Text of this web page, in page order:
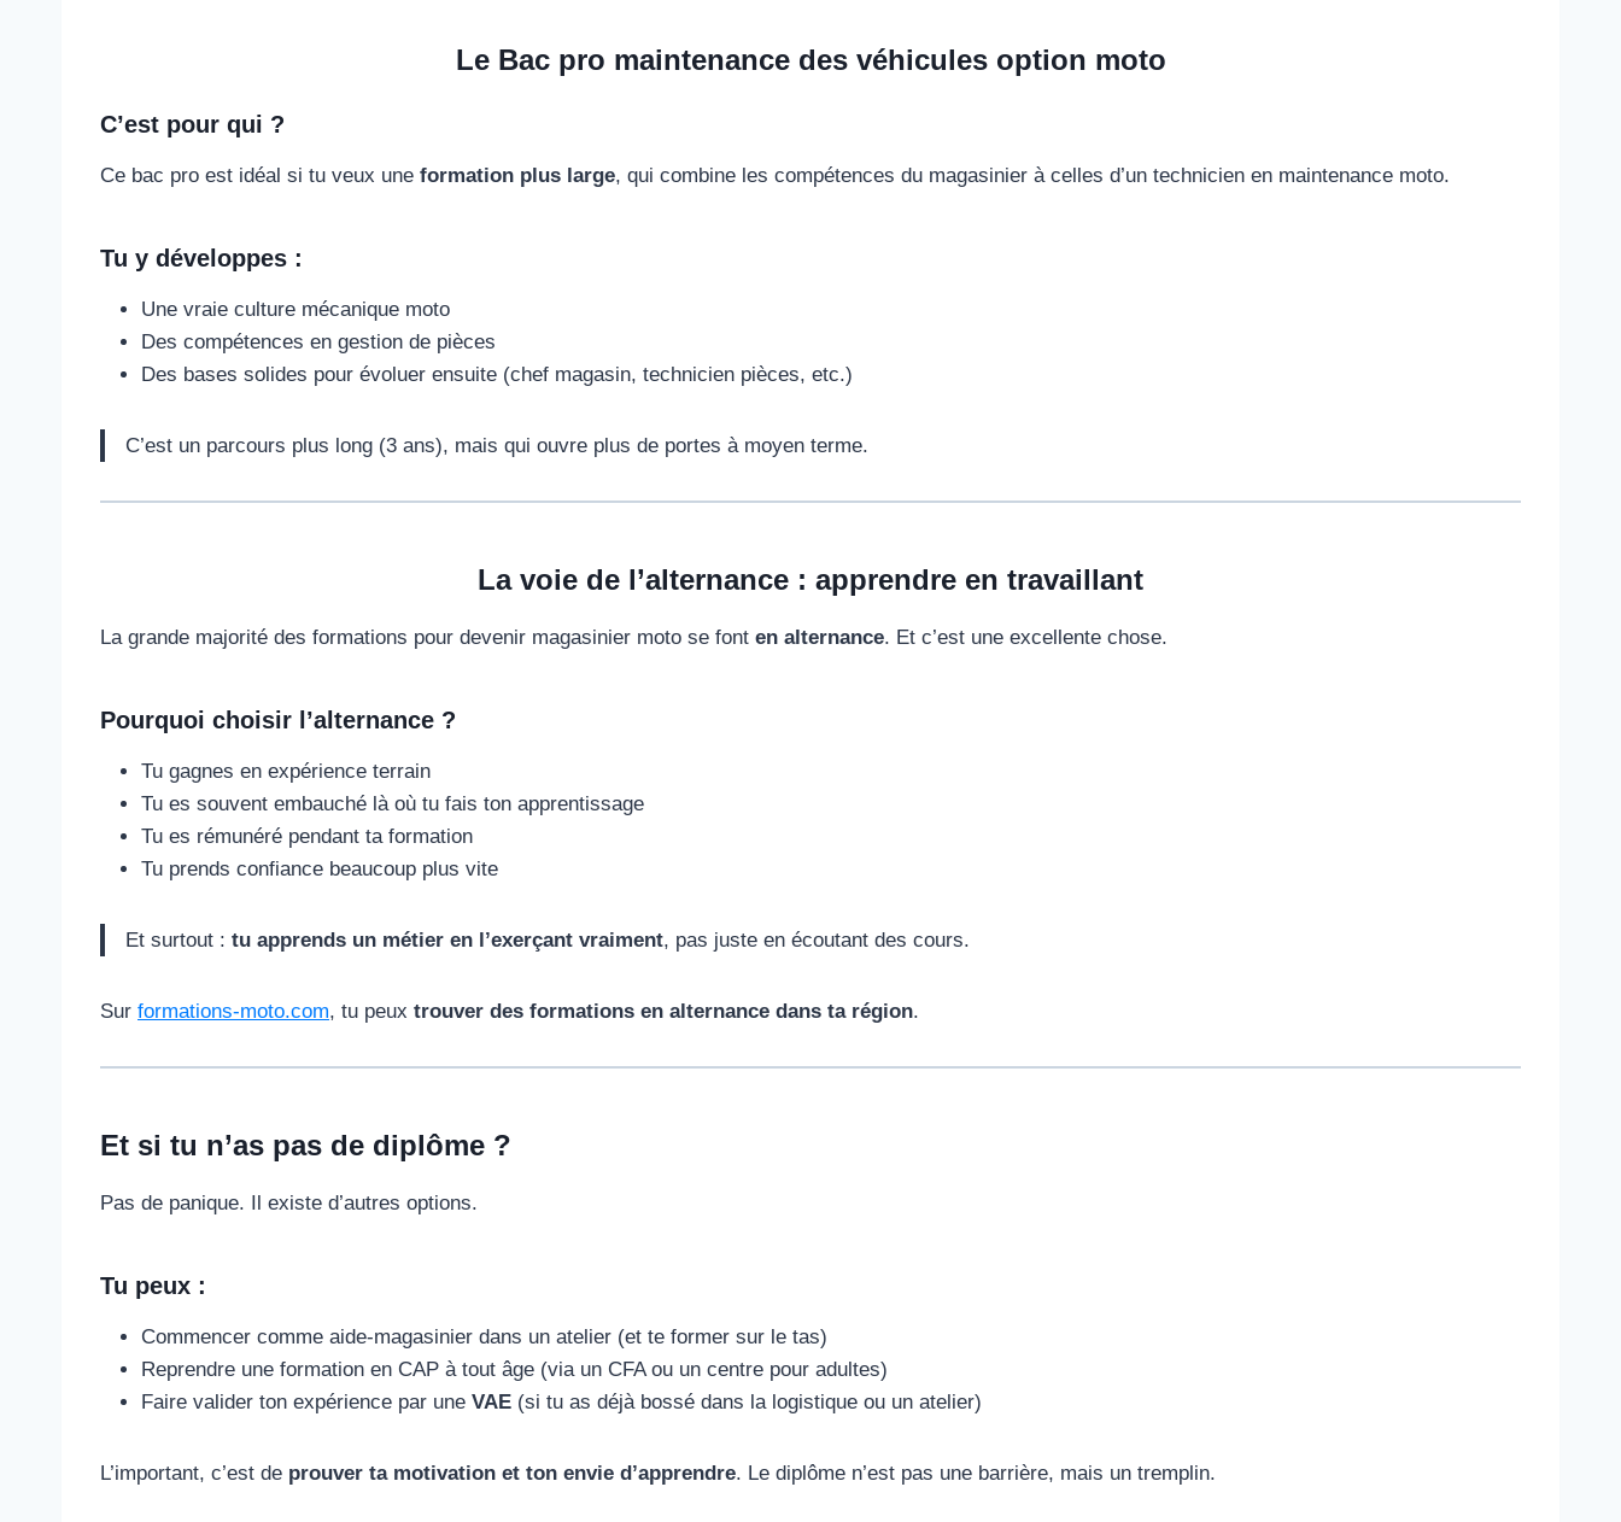
Le Bac pro maintenance des véhicules option moto
C’est pour qui ?
Ce bac pro est idéal si tu veux une formation plus large, qui combine les compétences du magasinier à celles d’un technicien en maintenance moto.
Tu y développes :
Une vraie culture mécanique moto
Des compétences en gestion de pièces
Des bases solides pour évoluer ensuite (chef magasin, technicien pièces, etc.)
C’est un parcours plus long (3 ans), mais qui ouvre plus de portes à moyen terme.
La voie de l’alternance : apprendre en travaillant
La grande majorité des formations pour devenir magasinier moto se font en alternance. Et c’est une excellente chose.
Pourquoi choisir l’alternance ?
Tu gagnes en expérience terrain
Tu es souvent embauché là où tu fais ton apprentissage
Tu es rémunéré pendant ta formation
Tu prends confiance beaucoup plus vite
Et surtout : tu apprends un métier en l’exerçant vraiment, pas juste en écoutant des cours.
Sur formations-moto.com, tu peux trouver des formations en alternance dans ta région.
Et si tu n’as pas de diplôme ?
Pas de panique. Il existe d’autres options.
Tu peux :
Commencer comme aide-magasinier dans un atelier (et te former sur le tas)
Reprendre une formation en CAP à tout âge (via un CFA ou un centre pour adultes)
Faire valider ton expérience par une VAE (si tu as déjà bossé dans la logistique ou un atelier)
L’important, c’est de prouver ta motivation et ton envie d’apprendre. Le diplôme n’est pas une barrière, mais un tremplin.